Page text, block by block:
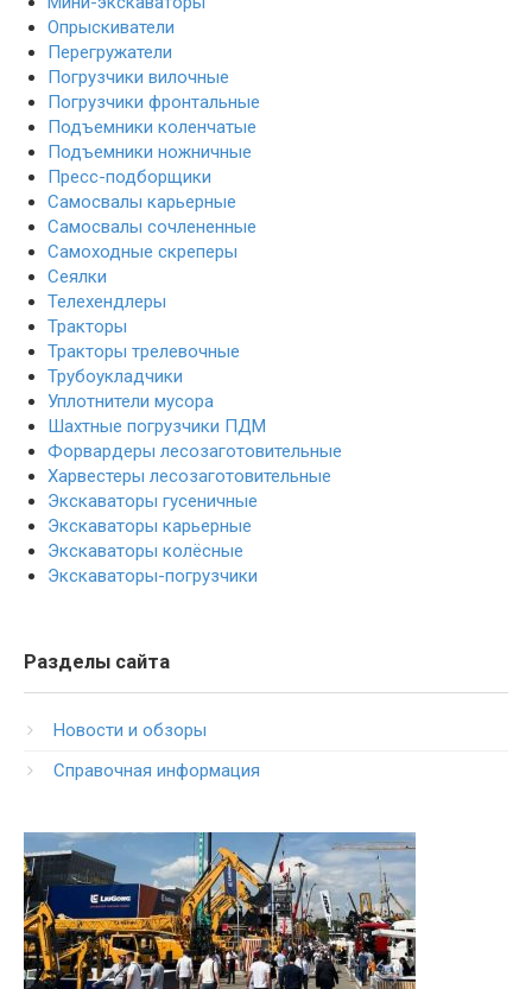
Опрыскиватели
Перегружатели
Погрузчики вилочные
Погрузчики фронтальные
Подъемники коленчатые
Подъемники ножничные
Пресс-подборщики
Самосвалы карьерные
Самосвалы сочлененные
Самоходные скреперы
Сеялки
Телехендлеры
Тракторы
Тракторы трелевочные
Трубоукладчики
Уплотнители мусора
Шахтные погрузчики ПДМ
Форвардеры лесозаготовительные
Харвестеры лесозаготовительные
Экскаваторы гусеничные
Экскаваторы карьерные
Экскаваторы колёсные
Экскаваторы-погрузчики
Разделы сайта
Новости и обзоры
Справочная информация